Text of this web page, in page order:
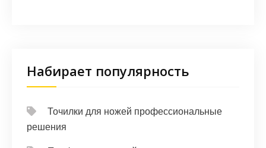
Набирает популярность
Точилки для ножей профессиональные
решения